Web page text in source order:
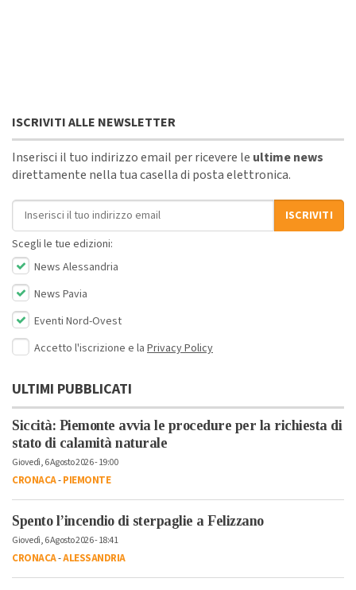
ISCRIVITI ALLE NEWSLETTER
Inserisci il tuo indirizzo email per ricevere le ultime news
direttamente nella tua casella di posta elettronica.
Indirizzo email
ISCRIVITI
Scegli le tue edizioni:
News Alessandria
News Pavia
Eventi Nord-Ovest
Accetto l'iscrizione e la Privacy Policy
ULTIMI PUBBLICATI
Siccità: Piemonte avvia le procedure per la richiesta di
stato di calamità naturale
Giovedì, 6 Agosto 2026 - 19:00
CRONACA-PIEMONTE
Spento l’incendio di sterpaglie a Felizzano
Giovedì, 6 Agosto 2026 - 18:41
CRONACA-ALESSANDRIA